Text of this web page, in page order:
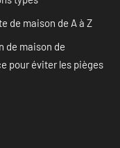
de maison de A à Z
de maison de
pour éviter les pièges